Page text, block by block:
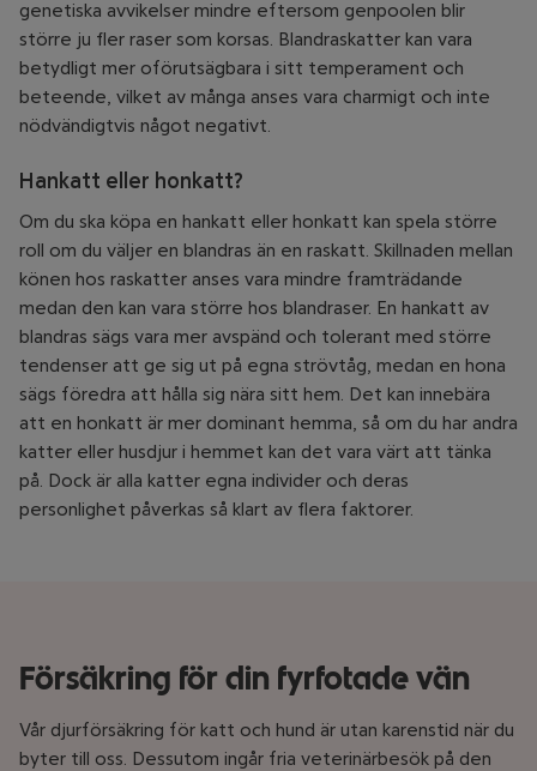
genetiska avvikelser mindre eftersom genpoolen blir
större ju fler raser som korsas. Blandraskatter kan vara
betydligt mer oförutsägbara i sitt temperament och
beteende, vilket av många anses vara charmigt och inte
nödvändigtvis något negativt.
Hankatt eller honkatt?
Om du ska köpa en hankatt eller honkatt kan spela större
roll om du väljer en blandras än en raskatt. Skillnaden mellan
könen hos raskatter anses vara mindre framträdande
medan den kan vara större hos blandraser. En hankatt av
blandras sägs vara mer avspänd och tolerant med större
tendenser att ge sig ut på egna strövtåg, medan en hona
sägs föredra att hålla sig nära sitt hem. Det kan innebära
att en honkatt är mer dominant hemma, så om du har andra
katter eller husdjur i hemmet kan det vara värt att tänka
på. Dock är alla katter egna individer och deras
personlighet påverkas så klart av flera faktorer.
Försäkring för din fyrfotade vän
Vår djurförsäkring för katt och hund är utan karenstid när du
byter till oss. Dessutom ingår fria veterinärbesök på den